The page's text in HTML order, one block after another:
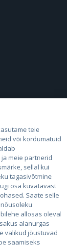
teie
või kordumatuid
meie partnerid
sellal kui
tagasivõtmine
osa kuvatavast
Saate selle
allosas oleval
alanurgas
valikud jõustuvad
saamiseks